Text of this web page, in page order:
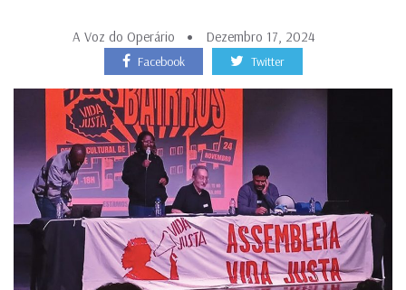
A Voz do Operário Dezembro 17, 2024
Facebook Twitter